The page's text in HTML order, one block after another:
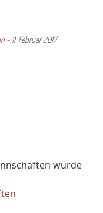
- 11. Februar 2017
wurde